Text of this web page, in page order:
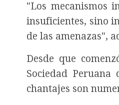
"Los mecanismos
insuficientes, sino
de las amenazas",
Desde que
Sociedad
chantajes son